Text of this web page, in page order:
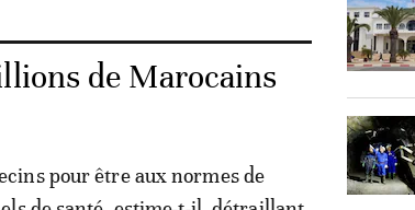
de Marocains
pour être aux normes de